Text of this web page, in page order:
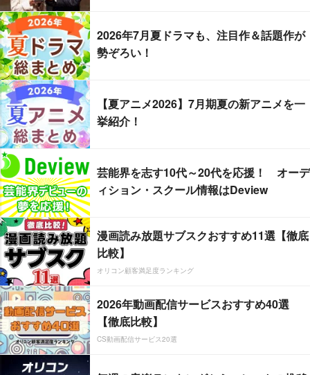
2026年7月夏ドラマも、注目作＆話題作が
勢ぞろい！
【夏アニメ2026】7月期夏の新アニメを一
挙紹介！
芸能界を志す10代～20代を応援！ オーデ
ィション・スクール情報はDeview
漫画読み放題サブスクおすすめ11選【徹底
比較】
オリコン顧客満足度ランキング
2026年動画配信サービスおすすめ40選
【徹底比較】
CS動画配信サービス20選